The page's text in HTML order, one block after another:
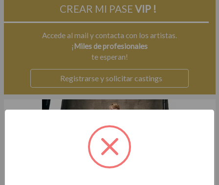
CREAR MI PASEVIP !
Accede al mail y contacta con los artistas.
¡Miles de profesionales
te esperan!
Registrarse y solicitar castings